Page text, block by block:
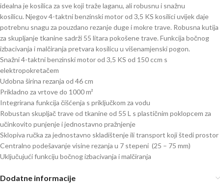
idealna je kosilica za sve koji traže laganu, ali robusnu i snažnu
kosilicu. Njegov 4-taktni benzinski motor od 3,5 KS kosilici uvijek daje
potrebnu snagu za pouzdano rezanje duge i mokre trave. Robusna kutija
za skupljanje tkanine sadrži 55 litara pokošene trave. Funkcija bočnog
izbacivanja i malčiranja pretvara kosilicu u višenamjenski pogon.
Snažni 4-taktni benzinski motor od 3,5 KS od 150 ccm s
elektropokretačem
Udobna širina rezanja od 46 cm
Prikladno za vrtove do 1000 m²
Integrirana funkcija čišćenja s priključkom za vodu
Robustan skupljač trave od tkanine od 55 L s plastičnim poklopcem za
učinkovito punjenje i jednostavno pražnjenje
Sklopiva ručka za jednostavno skladištenje ili transport koji štedi prostor
Centralno podešavanje visine rezanja u 7 stepeni (25 – 75 mm)
Uključujući funkciju bočnog izbacivanja i malčiranja
Dodatne informacije